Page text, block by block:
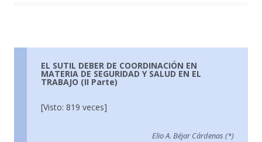
EL SUTIL DEBER DE COORDINACIÓN EN
MATERIA DE SEGURIDAD Y SALUD EN EL
TRABAJO (II Parte)
[Visto: 819 veces]
Elio A. Béjar Cárdenas (*)